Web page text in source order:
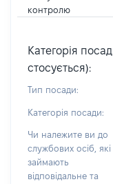
контролю
Категорія
стосується):
Тип посади:
Категорія посади:
Чи належите ви до
службових осіб, які
займають
відповідальне та